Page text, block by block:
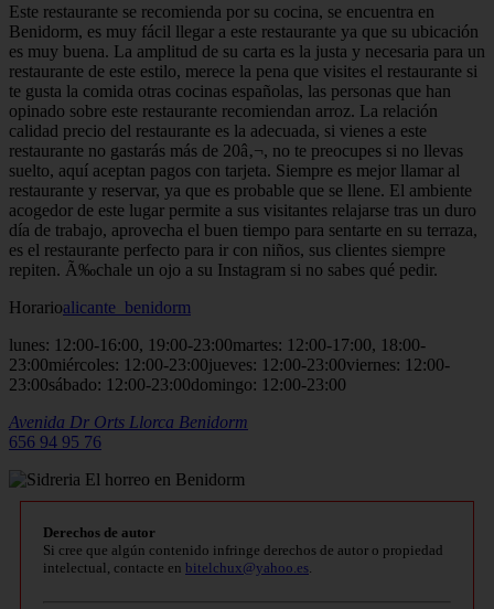
Este restaurante se recomienda por su cocina, se encuentra en
Benidorm, es muy fácil llegar a este restaurante ya que su ubicación
es muy buena. La amplitud de su carta es la justa y necesaria para un
restaurante de este estilo, merece la pena que visites el restaurante si
te gusta la comida otras cocinas españolas, las personas que han
opinado sobre este restaurante recomiendan arroz. La relación
calidad precio del restaurante es la adecuada, si vienes a este
restaurante no gastarás más de 20â‚¬, no te preocupes si no llevas
suelto, aquí aceptan pagos con tarjeta. Siempre es mejor llamar al
restaurante y reservar, ya que es probable que se llene. El ambiente
acogedor de este lugar permite a sus visitantes relajarse tras un duro
día de trabajo, aprovecha el buen tiempo para sentarte en su terraza,
es el restaurante perfecto para ir con niños, sus clientes siempre
repiten. Ã‰chale un ojo a su Instagram si no sabes qué pedir.
Horarioalicante_benidorm
lunes: 12:00-16:00, 19:00-23:00martes: 12:00-17:00, 18:00-
23:00miércoles: 12:00-23:00jueves: 12:00-23:00viernes: 12:00-
23:00sábado: 12:00-23:00domingo: 12:00-23:00
Avenida Dr Orts Llorca Benidorm
656 94 95 76
Derechos de autor
Si cree que algún contenido infringe derechos de autor o propiedad
intelectual, contacte en bitelchux@yahoo.es